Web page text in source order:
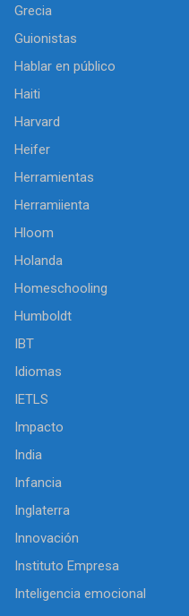
Grecia
Guionistas
Hablar en público
Haiti
Harvard
Heifer
Herramientas
Herramiienta
Hloom
Holanda
Homeschooling
Humboldt
IBT
Idiomas
IETLS
Impacto
India
Infancia
Inglaterra
Innovación
Instituto Empresa
Inteligencia emocional